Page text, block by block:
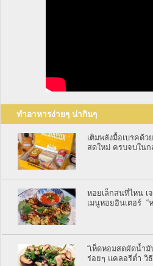
ทำอาหารง่ายๆ น่ากินๆ
เติมพลังมื้อเบรคด้
สดใหม่ ครบจบในก
หอยเล็กสนที่ไหน เ
เมนูหอยอินเตอร์
“เห็ดหอมสดผัดน้ำ
ร่อยๆ แคลอรีต่ำ วิ